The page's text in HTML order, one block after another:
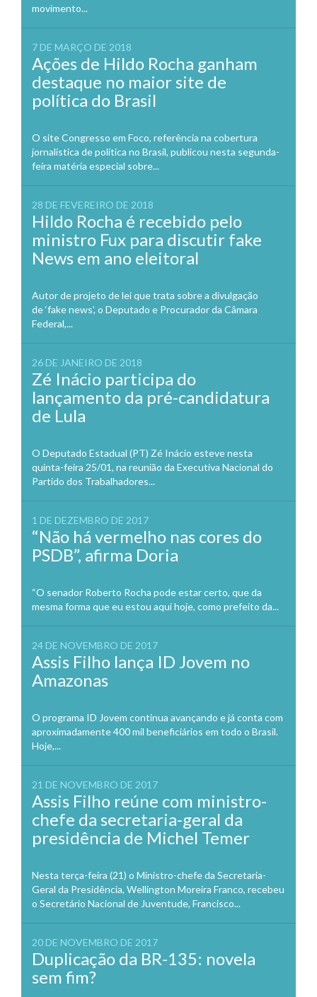
movimento...
7 DE MARÇO DE 2018
Ações de Hildo Rocha ganham
destaque no maior site de
política do Brasil
O site Congresso em Foco, referência na cobertura
jornalística de política no Brasil, publicou nesta segunda-
feira matéria especial sobre...
28 DE FEVEREIRO DE 2018
Hildo Rocha é recebido pelo
ministro Fux para discutir fake
News em ano eleitoral
Autor de projeto de lei que trata sobre a divulgação
de ‘fake news’, o Deputado e Procurador da Câmara
Federal,...
26 DE JANEIRO DE 2018
Zé Inácio participa do
lançamento da pré-candidatura
de Lula
O Deputado Estadual (PT) Zé Inácio esteve nesta
quinta-feira 25/01, na reunião da Executiva Nacional do
Partido dos Trabalhadores...
1 DE DEZEMBRO DE 2017
“Não há vermelho nas cores do
PSDB”, afirma Doria
“O senador Roberto Rocha pode estar certo, que da
mesma forma que eu estou aqui hoje, como prefeito da...
24 DE NOVEMBRO DE 2017
Assis Filho lança ID Jovem no
Amazonas
O programa ID Jovem continua avançando e já conta com
aproximadamente 400 mil beneficiários em todo o Brasil.
Hoje,...
21 DE NOVEMBRO DE 2017
Assis Filho reúne com ministro-
chefe da secretaria-geral da
presidência de Michel Temer
Nesta terça-feira (21) o Ministro-chefe da Secretaria-
Geral da Presidência, Wellington Moreira Franco, recebeu
o Secretário Nacional de Juventude, Francisco...
20 DE NOVEMBRO DE 2017
Duplicação da BR-135: novela
sem fim?